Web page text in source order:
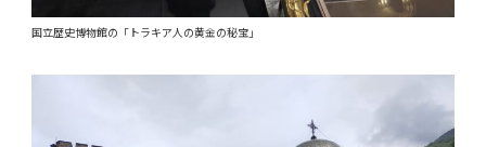
国立歴史博物館の「トラキア人の黄金の秘宝」